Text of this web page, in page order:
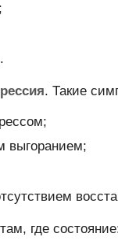
. Такие
выгоранием;
где